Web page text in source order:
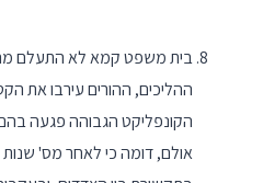
בית משפט קמא לא התעלם
ההליכים, ההורים עירבו את
הקונפליקט הגבוהה פגעה
אולם, דומה כי לאחר מס' שנות